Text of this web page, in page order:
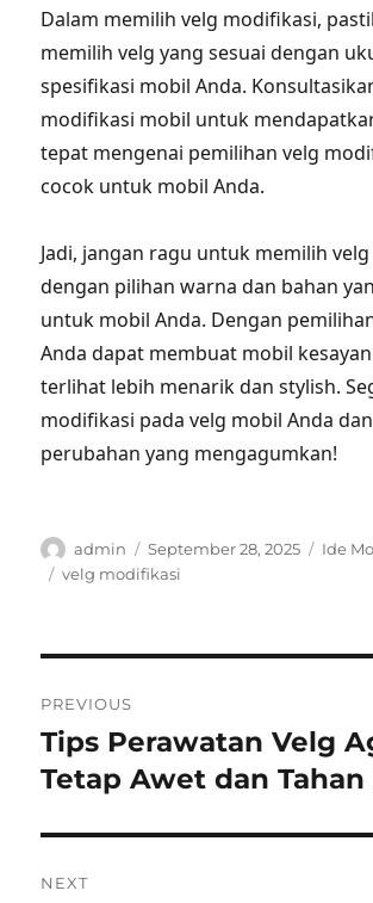
Dalam memilih velg modifikasi,
memilih velg yang sesuai dengan
spesifikasi mobil Anda.
modifikasi mobil untuk
tepat mengenai pemilihan velg
cocok untuk mobil Anda.
Jadi, jangan ragu untuk memilih
dengan pilihan warna dan bahan
untuk mobil Anda. Dengan
Anda dapat membuat mobil
terlihat lebih menarik dan stylish.
modifikasi pada velg mobil Anda
perubahan yang mengagumkan!
Author
admin
Posted
on
September 28, 2025
Ide
Tags
velg modifikasi
navigation
PREVIOUS
Previous
post:
Tips Perawatan Velg
Tetap Awet dan Tahan
NEXT